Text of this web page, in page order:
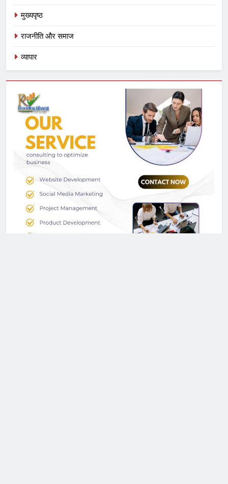
मुख्यपृष्ठ
राजनीति और समाज
व्यापार